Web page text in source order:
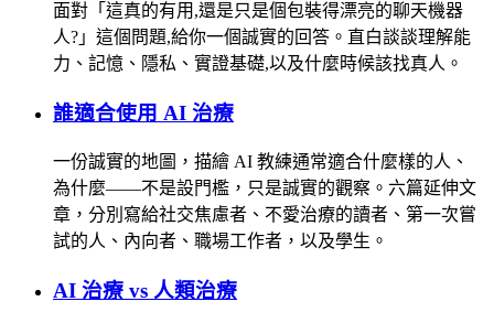
面對「這真的有用,還是只是個包裝得漂亮的聊天機器
人?」這個問題,給你一個誠實的回答。直白談談理解能
力、記憶、隱私、實證基礎,以及什麼時候該找真人。
誰適合使用 AI 治療
一份誠實的地圖，描繪 AI 教練通常適合什麼樣的人、
為什麼——不是設門檻，只是誠實的觀察。六篇延伸文
章，分別寫給社交焦慮者、不愛治療的讀者、第一次嘗
試的人、內向者、職場工作者，以及學生。
AI 治療 vs 人類治療